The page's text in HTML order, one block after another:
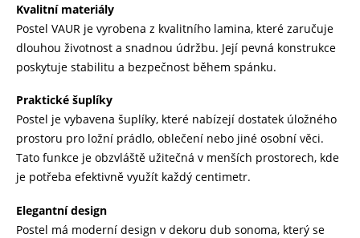
Kvalitní materiály
Postel VAUR je vyrobena z kvalitního lamina, které zaručuje
dlouhou životnost a snadnou údržbu. Její pevná konstrukce
poskytuje stabilitu a bezpečnost během spánku.
Praktické šuplíky
Postel je vybavena šuplíky, které nabízejí dostatek úložného
prostoru pro ložní prádlo, oblečení nebo jiné osobní věci.
Tato funkce je obzvláště užitečná v menších prostorech, kde
je potřeba efektivně využít každý centimetr.
Elegantní design
Postel má moderní design v dekoru dub sonoma, který se